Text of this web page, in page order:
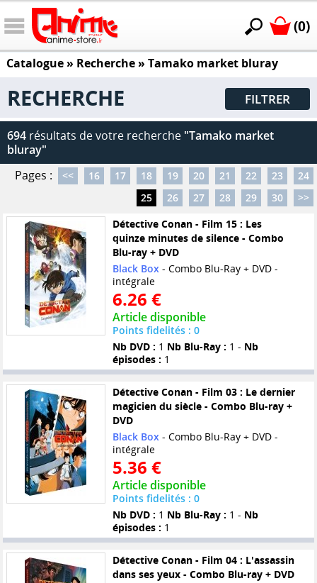
(0)
Catalogue» Recherche » Tamako market bluray
RECHERCHE FILTRER
694 résultats de votre recherche "Tamako market
bluray"
Pages :
<< 16 17 18 19 20 21 22 23
24
25
26 27 28 29 30
>>
Détective Conan - Film 15 : Les
quinze minutes de silence - Combo
Blu-ray + DVD
Black Box- Combo Blu-Ray + DVD -
intégrale
6.26 €
Article disponible
Points fidelités : 0
Nb DVD : 1 Nb Blu-Ray : 1 - Nb
épisodes : 1
Détective Conan - Film 03 : Le dernier
magicien du siècle - Combo Blu-ray +
DVD
Black Box- Combo Blu-Ray + DVD -
intégrale
5.36 €
Article disponible
Points fidelités : 0
Nb DVD : 1 Nb Blu-Ray : 1 - Nb
épisodes : 1
Détective Conan - Film 04 : L'assassin
dans ses yeux - Combo Blu-ray + DVD